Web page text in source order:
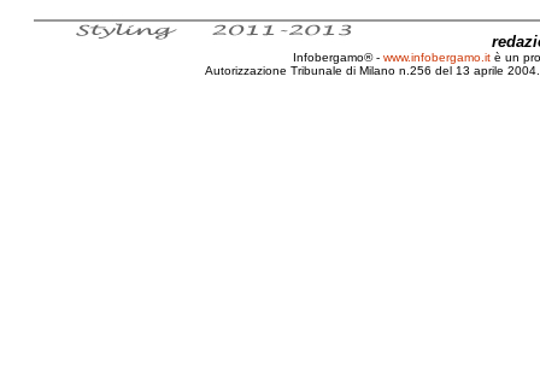
Infobergamo® - www.infobergamo.it è un
Autorizzazione Tribunale di Milano n.256 del 13 aprile